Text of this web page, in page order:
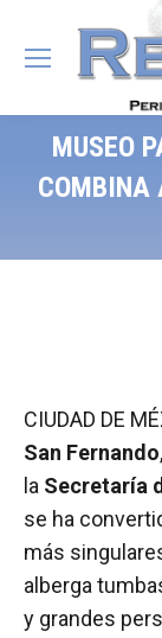
MUSEO
COMBINA
CIUDAD DE
San Fernando
la Secretaría
se ha
más
alberga
y grandes